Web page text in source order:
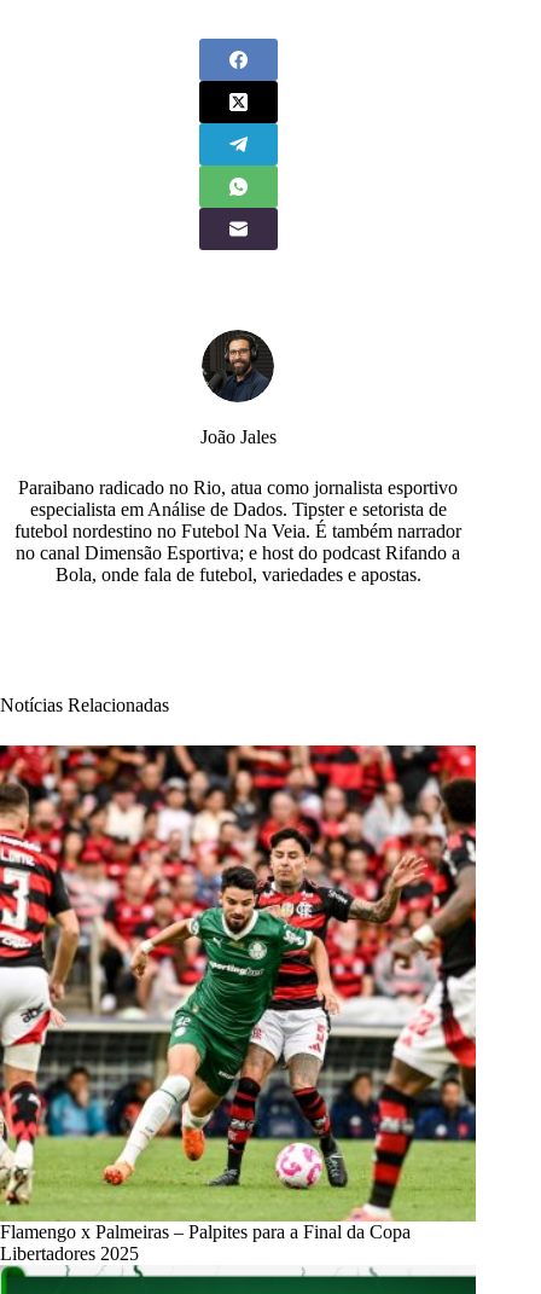
João Jales
Paraibano radicado no Rio, atua como jornalista esportivo
especialista em Análise de Dados. Tipster e setorista de
futebol nordestino no Futebol Na Veia. É também narrador
no canal Dimensão Esportiva; e host do podcast Rifando a
Bola, onde fala de futebol, variedades e apostas.
Notícias Relacionadas
Flamengo x Palmeiras – Palpites para a Final da Copa
Libertadores 2025